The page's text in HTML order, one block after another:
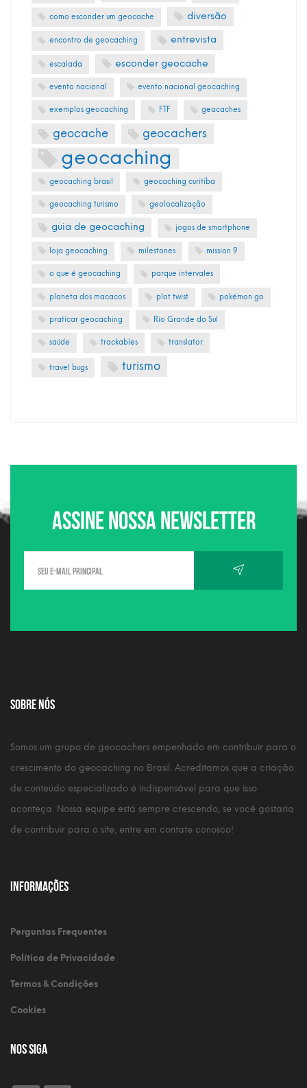
como esconder um geocache diversão
encontro de geocaching entrevista
escalada esconder geocache
evento nacional evento nacional geocaching
exemplos geocaching FTF geacaches
geocache geocachers
geocaching
geocaching brasil geocaching curitiba
geocaching turismo geolocalização
guia de geocaching jogos de smartphone
loja geocaching milestones mission 9
o que é geocaching parque intervales
planeta dos macacos plot twist pokémon go
praticar geocaching Rio Grande do Sul
saúde trackables translator
travel bugs turismo
Assine nossa newsletter
Sobre nós
Somos um grupo de geocachers empenhado em contribuir para o
crescimento do geocaching no Brasil. Acreditamos que a criação
de conteúdo especializado é indispensável para que isso
aconteça. Nossa equipe está sempre crescendo, se você gostaria
de contribuir para o site, entre em contate conosco!
Informações
Perguntas Frequentes
Política de Privacidade
Termos & Condições
Cookies
Nos Siga